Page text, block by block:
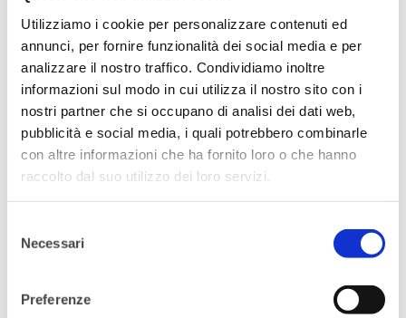
Utilizziamo i cookie per personalizzare contenuti ed
annunci, per fornire funzionalità dei social media e per
analizzare il nostro traffico. Condividiamo inoltre
informazioni sul modo in cui utilizza il nostro sito con i
nostri partner che si occupano di analisi dei dati web,
pubblicità e social media, i quali potrebbero combinarle
con altre informazioni che ha fornito loro o che hanno
raccolto dal suo utilizzo dei loro servizi.
delNecessari
Preferenze
e un confronto. E ancora, evitare
assolutamente di instaurare legami al
solo scopo di poterli sfruttarema, al
contrario, privilegiare tutti quei rapporti che
hanno qualcosa da insegnarci e che possono
contribuire alla nostra crescita personale e